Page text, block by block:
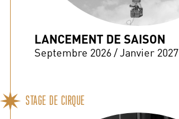
LANCEMENT DE SAISON
Septembre 2026 / Janvier 2027
STAGE DE CIRQUE